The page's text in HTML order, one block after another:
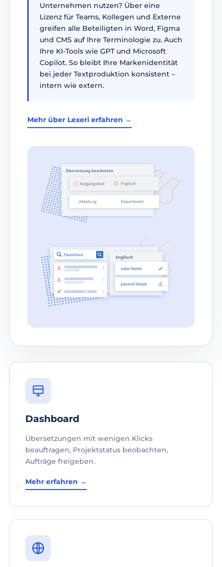
Unternehmen nutzen? Über eine
Lizenz für Teams, Kollegen und Externe
greifen alle Beteiligten in Word, Figma
und CMS auf Ihre Terminologie zu. Auch
Ihre KI-Tools wie GPT und Microsoft
Copilot. So bleibt Ihre Markenidentität
bei jeder Textproduktion konsistent –
intern wie extern.
Mehr über Lexeri erfahren →
Dashboard
Übersetzungen mit wenigen Klicks
beauftragen, Projektstatus beobachten,
Aufträge freigeben.
Mehr erfahren →